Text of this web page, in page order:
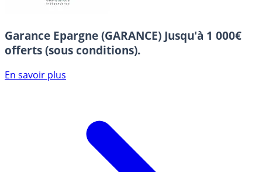
Garance Epargne (GARANCE) Jusqu'à 1 000€
offerts (sous conditions).
En savoir plus